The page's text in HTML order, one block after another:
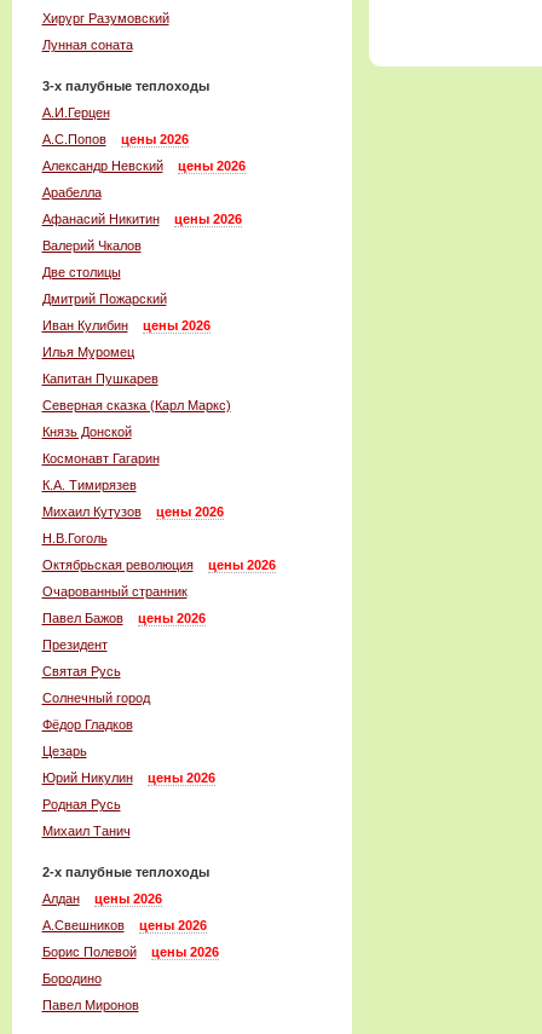
Хирург Разумовский
Лунная соната
3-x палубные теплоходы
А.И.Герцен
А.С.Попов
цены 2026
Александр Невский
цены 2026
Арабелла
Афанасий Никитин
цены 2026
Валерий Чкалов
Две столицы
Дмитрий Пожарский
Иван Кулибин
цены 2026
Илья Муромец
Капитан Пушкарев
Северная сказка (Карл Маркс)
Князь Донской
Космонавт Гагарин
К.А. Тимирязев
Михаил Кутузов
цены 2026
Н.В.Гоголь
Октябрьская революция
цены 2026
Очарованный странник
Павел Бажов
цены 2026
Президент
Святая Русь
Солнечный город
Фёдор Гладков
Цезарь
Юрий Никулин
цены 2026
Родная Русь
Михаил Танич
2-x палубные теплоходы
Алдан
цены 2026
А.Свешников
цены 2026
Борис Полевой
цены 2026
Бородино
Павел Миронов